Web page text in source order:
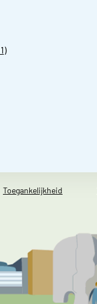
)
Toegankelijkheid